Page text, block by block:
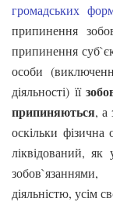
громадських
припинення
припинення
особи
діяльності) її
припиняються, а
оскільки
ліквідований, як
діяльністю, усім